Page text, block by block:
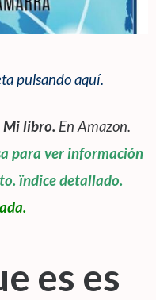
pulsando aquí.
Mi libro. En Amazon.
para ver información
ïndice detallado.
es es